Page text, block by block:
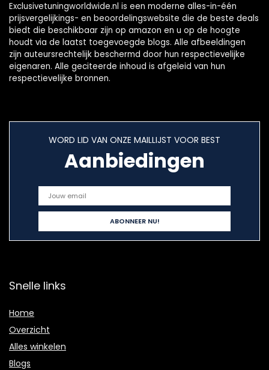
Exclusivetuningworldwide.nl is een moderne alles-in-één
prijsvergelijkings- en beoordelingswebsite die de beste deals
biedt die beschikbaar zijn op amazon en u op de hoogte
houdt via de laatst toegevoegde blogs. Alle afbeeldingen
zijn auteursrechtelijk beschermd door hun respectievelijke
eigenaren. Alle geciteerde inhoud is afgeleid van hun
respectievelijke bronnen.
WORD LID VAN ONZE MAILLIJST VOOR BEST
Aanbiedingen
Snelle links
Home
Overzicht
Alles winkelen
Blogs